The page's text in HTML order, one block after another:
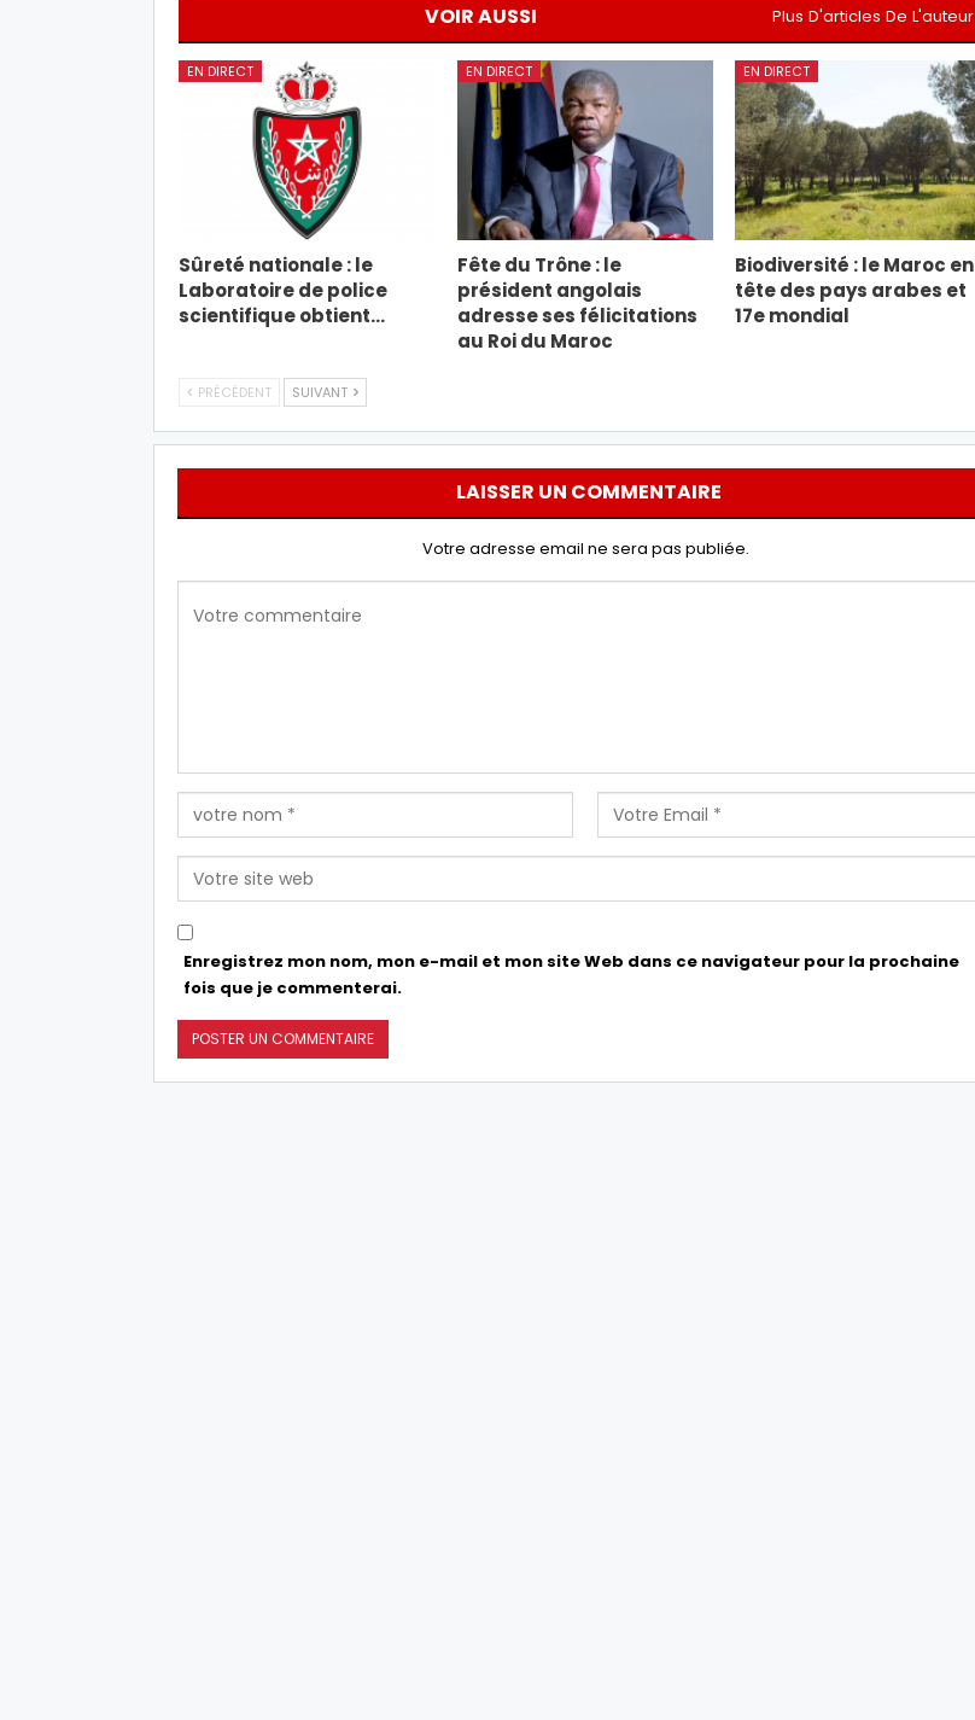
VOIR AUSSI Plus D'articles De L'auteur
EN DIRECT
Sûreté nationale : le
Laboratoire de police
scientifique obtient…
EN DIRECT
Fête du Trône : le
président angolais
adresse ses félicitations
au Roi du Maroc
EN DIRECT
Biodiversité : le Maroc en
tête des pays arabes et
17e mondial
PRÉCÉDENT SUIVANT
LAISSER UN COMMENTAIRE
Votre adresse email ne sera pas publiée.
Enregistrez mon nom, mon e-mail et mon site Web dans ce navigateur pour la prochaine
fois que je commenterai.